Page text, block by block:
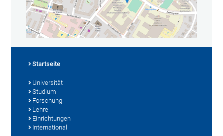
Startseite
Universität
Studium
Forschung
Lehre
Einrichtungen
International